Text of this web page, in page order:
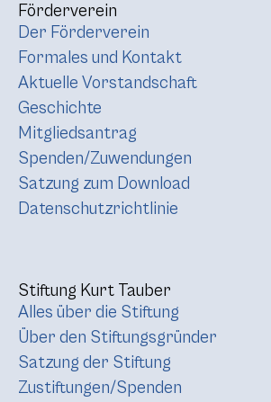
Förderverein
Der Förderverein
Formales und Kontakt
Aktuelle Vorstandschaft
Geschichte
Mitgliedsantrag
Spenden/Zuwendungen
Satzung zum Download
Datenschutzrichtlinie
Stiftung Kurt Tauber
Alles über die Stiftung
Über den Stiftungsgründer
Satzung der Stiftung
Zustiftungen/Spenden